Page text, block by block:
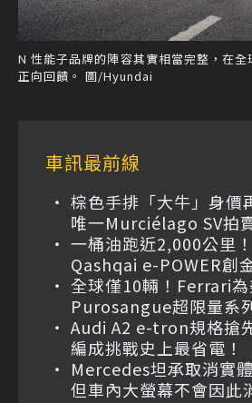
N 性能子品牌的陣容其實相當完整，在
正向回饋。 圖/Hyundai
車訊最前線
棕色手排「大牛」身價
唯一Murciélago SV拍
一桶油跑近2,000公里
Qashqai e-POWER創
全球僅10輛！Ferrari
Purosangue超限量系
Audi A2 e-tron規格搶
編成挑戰史上最省電！
Mercedes坦承取消實
但車內大螢幕不會因此